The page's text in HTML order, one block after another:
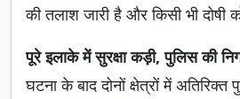
की तलाश जारी है और किसी भी दोषी
पूरे इलाके में सुरक्षा कड़ी, पुलिस की
घटना के बाद दोनों क्षेत्रों में